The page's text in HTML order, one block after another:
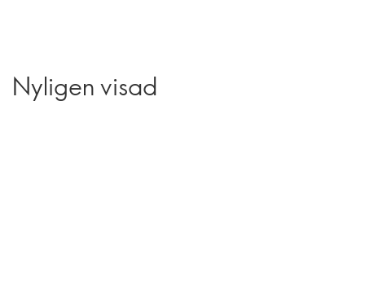
Nyligen visad